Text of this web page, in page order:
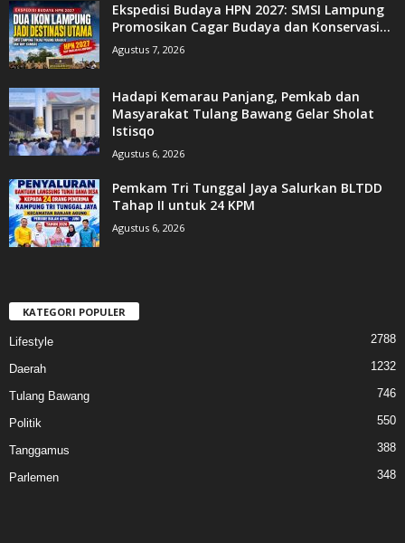
Ekspedisi Budaya HPN 2027: SMSI Lampung
Promosikan Cagar Budaya dan Konservasi...
Agustus 7, 2026
Hadapi Kemarau Panjang, Pemkab dan
Masyarakat Tulang Bawang Gelar Sholat
Istisqo
Agustus 6, 2026
Pemkam Tri Tunggal Jaya Salurkan BLTDD
Tahap II untuk 24 KPM
Agustus 6, 2026
KATEGORI POPULER
Lifestyle 2788
Daerah 1232
Tulang Bawang 746
Politik 550
Tanggamus 388
Parlemen 348